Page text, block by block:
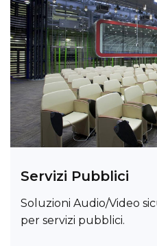
Servizi Pubblici
Soluzioni Audio/Video
per servizi pubblici.